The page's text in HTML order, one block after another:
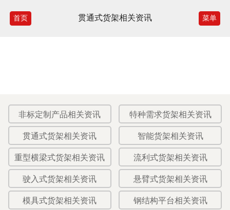
首页 贯通式货架相关资讯 菜单
非标定制产品相关资讯 特种需求货架相关资讯
贯通式货架相关资讯 智能货架相关资讯
重型横梁式货架相关资讯 流利式货架相关资讯
驶入式货架相关资讯 悬臂式货架相关资讯
模具式货架相关资讯 钢结构平台相关资讯